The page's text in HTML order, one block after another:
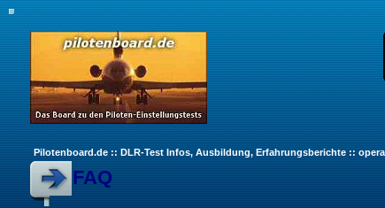
Pilotenboard.de :: DLR-Test Infos, Ausbildung, Erfahrungsberichte ::
FAQ